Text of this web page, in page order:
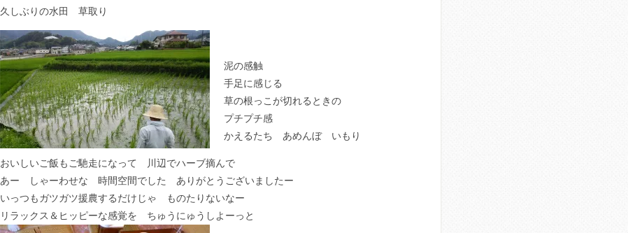
久しぶりの水田 草取り
泥の感触
手足に感じる
草の根っこが切れるときの
プチプチ感
かえるたち あめんぼ いもり
おいしいご飯もご馳走になって 川辺でハーブ摘んで
あー しゃーわせな 時間空間でした ありがとうございましたー
いっつもガツガツ援農するだけじゃ ものたりないなー
リラックス＆ヒッピーな感覚を ちゅうにゅうしよーっと